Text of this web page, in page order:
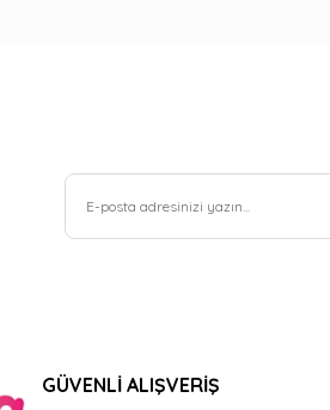
GÜVENLİ ALIŞVERİŞ